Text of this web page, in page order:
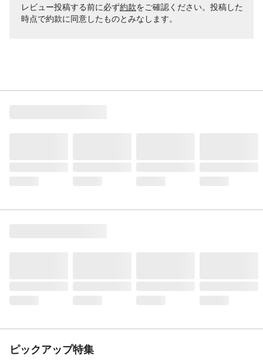
レビュー投稿する前に必ず約款をご確認ください。投稿した
時点で約款に同意したものとみなします。
ピックアップ特集